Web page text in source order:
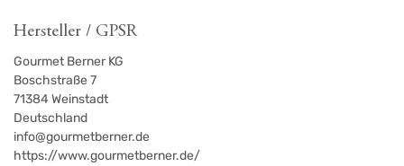
Hersteller / GPSR
Gourmet Berner KG
Boschstraße 7
71384 Weinstadt
Deutschland
info@gourmetberner.de
https://www.gourmetberner.de/